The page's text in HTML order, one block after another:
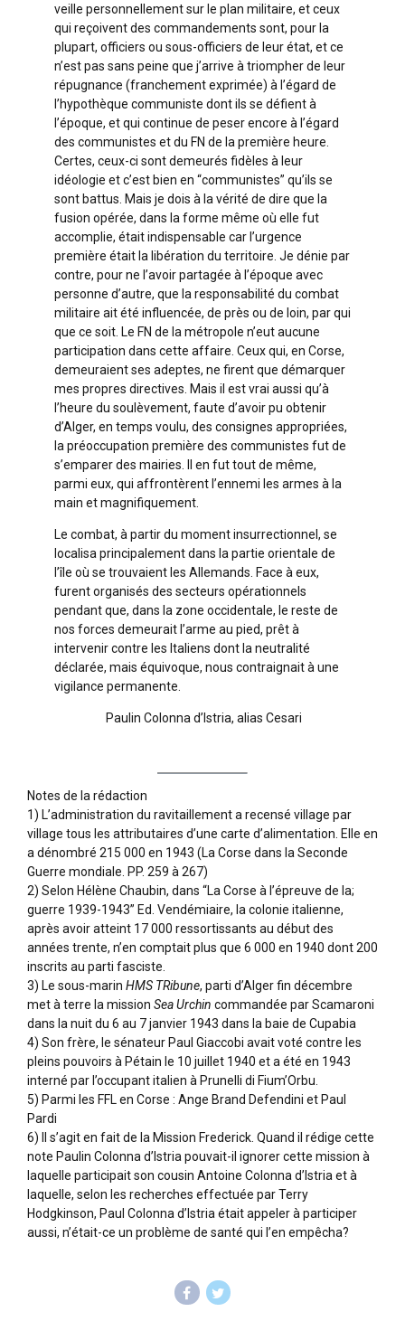
veille personnellement sur le plan militaire, et ceux
qui reçoivent des commandements sont, pour la
plupart, officiers ou sous-officiers de leur état, et ce
n’est pas sans peine que j’arrive à triompher de leur
répugnance (franchement exprimée) à l’égard de
l’hypothèque communiste dont ils se défient à
l’époque, et qui continue de peser encore à l’égard
des communistes et du FN de la première heure.
Certes, ceux-ci sont demeurés fidèles à leur
idéologie et c’est bien en “communistes” qu’ils se
sont battus. Mais je dois à la vérité de dire que la
fusion opérée, dans la forme même où elle fut
accomplie, était indispensable car l’urgence
première était la libération du territoire. Je dénie par
contre, pour ne l’avoir partagée à l’époque avec
personne d’autre, que la responsabilité du combat
militaire ait été influencée, de près ou de loin, par qui
que ce soit. Le FN de la métropole n’eut aucune
participation dans cette affaire. Ceux qui, en Corse,
demeuraient ses adeptes, ne firent que démarquer
mes propres directives. Mais il est vrai aussi qu’à
l’heure du soulèvement, faute d’avoir pu obtenir
d’Alger, en temps voulu, des consignes appropriées,
la préoccupation première des communistes fut de
s’emparer des mairies. Il en fut tout de même,
parmi eux, qui affrontèrent l’ennemi les armes à la
main et magnifiquement.
Le combat, à partir du moment insurrectionnel, se
localisa principalement dans la partie orientale de
l’île où se trouvaient les Allemands. Face à eux,
furent organisés des secteurs opérationnels
pendant que, dans la zone occidentale, le reste de
nos forces demeurait l’arme au pied, prêt à
intervenir contre les Italiens dont la neutralité
déclarée, mais équivoque, nous contraignait à une
vigilance permanente.
Paulin Colonna d’Istria, alias Cesari
Notes de la rédaction
1) L’administration du ravitaillement a recensé village par
village tous les attributaires d’une carte d’alimentation. Elle en
a dénombré 215 000 en 1943 (La Corse dans la Seconde
Guerre mondiale. PP. 259 à 267)
2) Selon Hélène Chaubin, dans “La Corse à l’épreuve de la;
guerre 1939-1943” Ed. Vendémiaire, la colonie italienne,
après avoir atteint 17 000 ressortissants au début des
années trente, n’en comptait plus que 6 000 en 1940 dont 200
inscrits au parti fasciste.
3) Le sous-marin HMS TRibune, parti d’Alger fin décembre
met à terre la mission Sea Urchin commandée par Scamaroni
dans la nuit du 6 au 7 janvier 1943 dans la baie de Cupabia
4) Son frère, le sénateur Paul Giaccobi avait voté contre les
pleins pouvoirs à Pétain le 10 juillet 1940 et a été en 1943
interné par l’occupant italien à Prunelli di Fium’Orbu.
5) Parmi les FFL en Corse : Ange Brand Defendini et Paul
Pardi
6) Il s’agit en fait de la Mission Frederick. Quand il rédige cette
note Paulin Colonna d’Istria pouvait-il ignorer cette mission à
laquelle participait son cousin Antoine Colonna d’Istria et à
laquelle, selon les recherches effectuée par Terry
Hodgkinson, Paul Colonna d’Istria était appeler à participer
aussi, n’était-ce un problème de santé qui l’en empêcha?